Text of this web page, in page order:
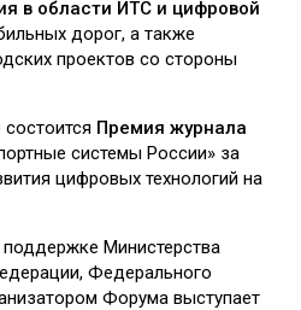
в области ИТС и цифровой
дорог, а также
проектов со стороны
Премия журнала
системы России» за
цифровых технологий на
Министерства
Федерального
Форума выступает